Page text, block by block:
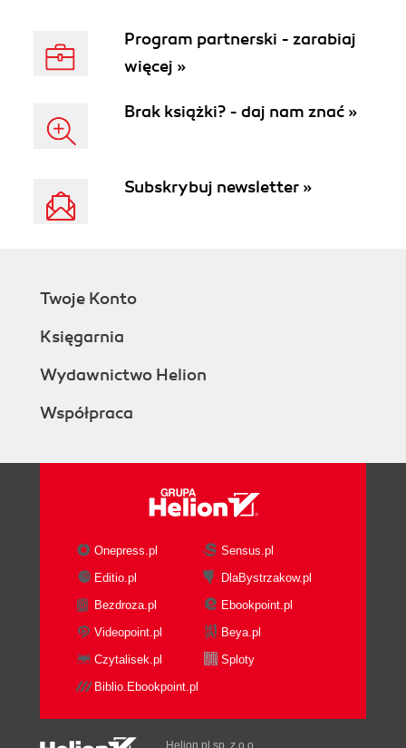
Program partnerski - zarabiaj
więcej »
Brak książki? - daj nam znać »
Subskrybuj newsletter »
Twoje Konto
Księgarnia
Wydawnictwo Helion
Współpraca
Onepress.pl
Sensus.pl
Editio.pl
DlaBystrzakow.pl
Bezdroza.pl
Ebookpoint.pl
Videopoint.pl
Beya.pl
Czytalisek.pl
Sploty
Biblio.Ebookpoint.pl
Helion.pl sp. z o.o.